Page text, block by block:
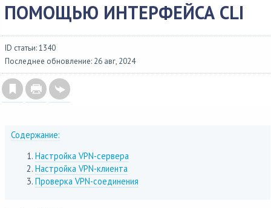
ПОМОЩЬЮ ИНТЕРФЕЙСА CLI
ID статьи: 1340
Последнее обновление: 26 авг, 2024
Содержание:
Настройка VPN-сервера
Настройка VPN-клиента
Проверка VPN-соединения